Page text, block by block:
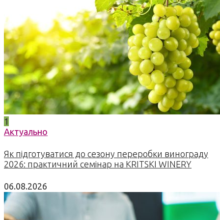
1
Актуально
Як підготуватися до сезону переробки винограду
2026: практичний семінар на KRITSKI WINERY
06.08.2026